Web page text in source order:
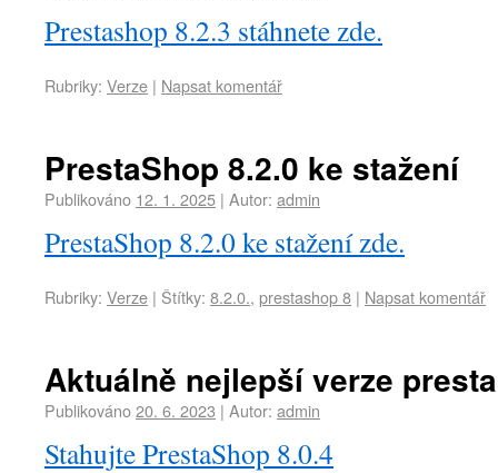
Prestashop 8.2.3 stáhnete zde.
Rubriky: Verze | Napsat komentář
PrestaShop 8.2.0 ke stažení
Publikováno 12. 1. 2025 | Autor: admin
PrestaShop 8.2.0 ke stažení zde.
Rubriky: Verze | Štítky: 8.2.0., prestashop 8 | Napsat komentář
Aktuálně nejlepší verze
Publikováno20. 6. 2023 | Autor: admin
Stahujte PrestaShop 8.0.4